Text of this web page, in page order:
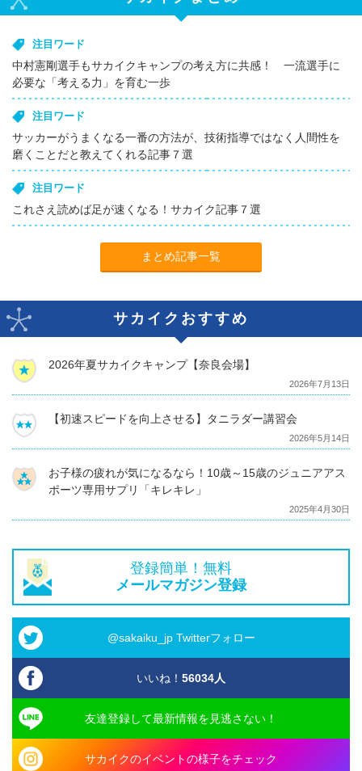
注目ワード
中村憲剛選手もサカイクキャンプの考え方に共感！ 一流選手に
必要な「考える力」を育む一歩
注目ワード
サッカーがうまくなる一番の方法が、技術指導ではなく人間性を
磨くことだと教えてくれる記事７選
注目ワード
これさえ読めば足が速くなる！サカイク記事７選
まとめ記事一覧
サカイクおすすめ
2026年夏サカイクキャンプ【奈良会場】
2026年7月13日
【初速スピードを向上させる】タニラダー講習会
2026年5月14日
お子様の疲れが気になるなら！10歳～15歳のジュニアアス
ポーツ専用サプリ「キレキレ」
2025年4月30日
登録簡単！無料
メールマガジン登録
@sakaiku_jp Twitterフォロー
いいね！ 56034人
友達登録して最新情報を見逃さない！
サカイクのイベントの様子をチェック